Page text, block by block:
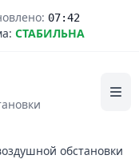
07:42
СТАБИЛЬНА
обстановки